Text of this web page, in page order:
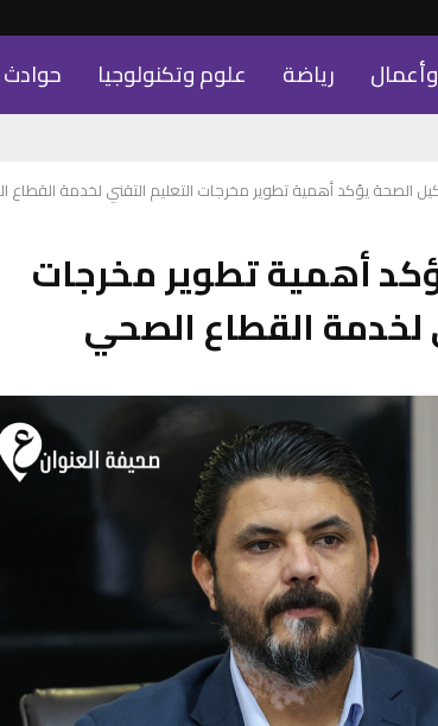
رياضة علوم وتكنولوجيا حوادث
الصحة يؤكد أهمية تطوير مخرجات التعليم التقني لخدمة القطاع
أهمية تطوير مخرجات
لخدمة القطاع الصحي